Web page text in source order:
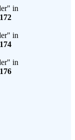
in
172
in
174
in
176